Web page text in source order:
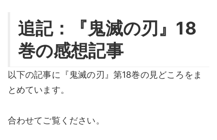
追記：『鬼滅の刃』18
巻の感想記事
以下の記事に『鬼滅の刃』第18巻の見どころをま
とめています。
合わせてご覧ください。